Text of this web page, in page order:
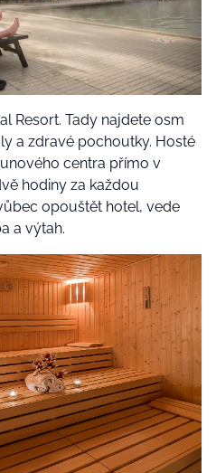
Resort. Tady najdete osm
a zdravé pochoutky. Hosté
centra přímo v
hodiny za každou
opouštět hotel, vede
a výtah.